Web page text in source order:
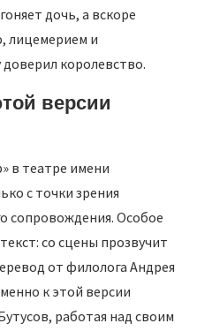
дочь, а вскоре
лицемерием и
королевство.
версии
в театре имени
с точки зрения
сопровождения. Особое
со сцены прозвучит
от филолога Андрея
к этой версии
работая над своим